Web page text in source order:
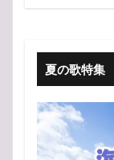
夏の歌特集